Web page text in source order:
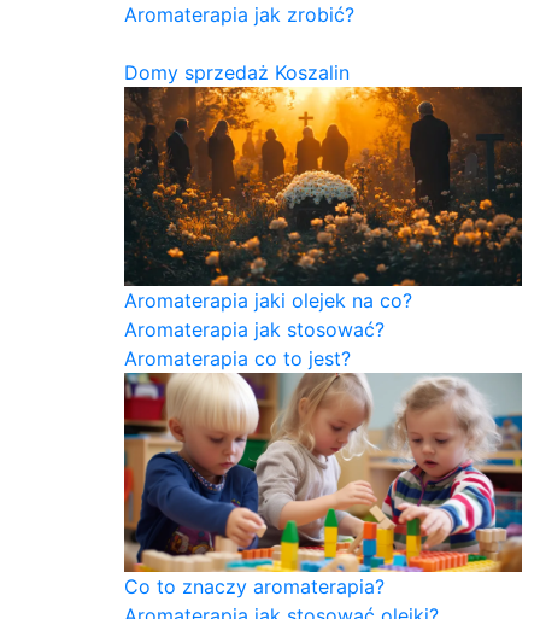
Aromaterapia jak zrobić?
Domy sprzedaż Koszalin
Aromaterapia jaki olejek na co?
Aromaterapia jak stosować?
Aromaterapia co to jest?
Co to znaczy aromaterapia?